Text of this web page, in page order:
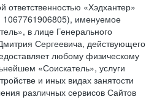
ответственностью «Хэдхантер»
именуемое
в лице Генерального
Сергеевича, действующего
любому физическому
«Соискатель», услуги
и иных видах занятости
различных сервисов Сайтов